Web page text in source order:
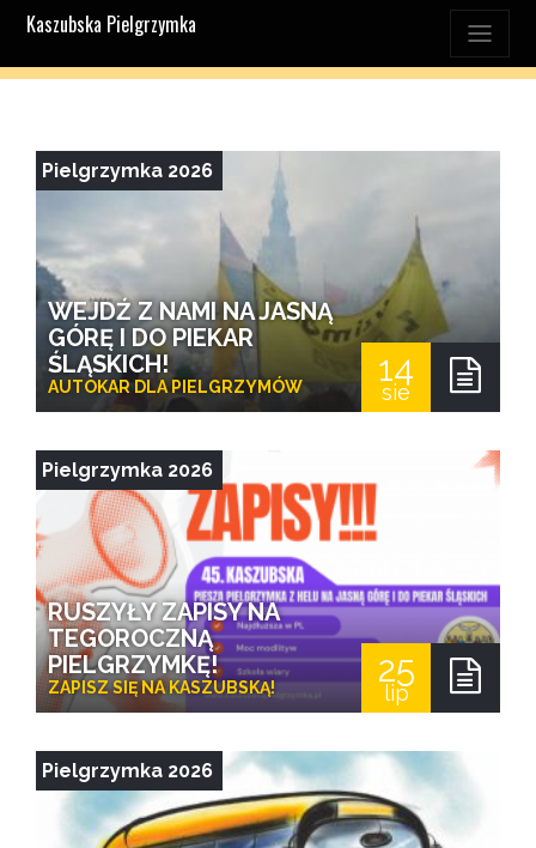
Kaszubska Pielgrzymka
14
sie
WEJDŹ Z NAMI NA JASNĄ
GÓRĘ I DO PIEKAR
ŚLĄSKICH!
AUTOKAR DLA PIELGRZYMÓW
Pielgrzymka 2026
25
lip
RUSZYŁY ZAPISY NA
TEGOROCZNĄ
PIELGRZYMKĘ!
ZAPISZ SIĘ NA KASZUBSKĄ!
Pielgrzymka 2026
Pielgrzymka 2026